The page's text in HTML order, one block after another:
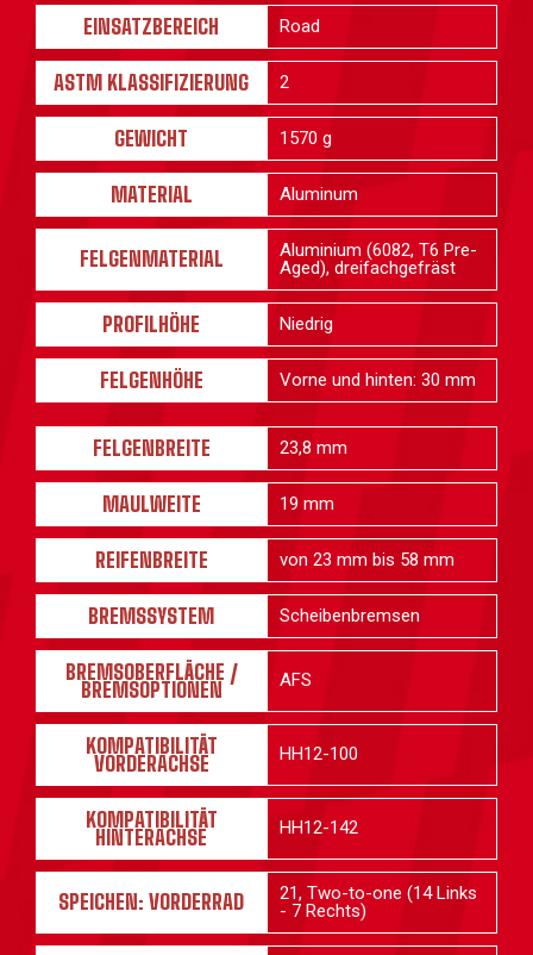
EINSATZBEREICH Road
ASTM KLASSIFIZIERUNG 2
GEWICHT 1570 g
MATERIAL Aluminum
FELGENMATERIAL
Aluminium (6082, T6 Pre-
Aged), dreifachgefräst
PROFILHÖHE Niedrig
FELGENHÖHE Vorne und hinten: 30 mm
FELGENBREITE 23,8 mm
MAULWEITE 19 mm
REIFENBREITE von 23 mm bis 58 mm
BREMSSYSTEM Scheibenbremsen
BREMSOBERFLÄCHE /
BREMSOPTIONEN AFS
KOMPATIBILITÄT
VORDERACHSE HH12-100
KOMPATIBILITÄT
HINTERACHSE HH12-142
SPEICHEN: VORDERRAD
21, Two-to-one (14 Links
- 7 Rechts)